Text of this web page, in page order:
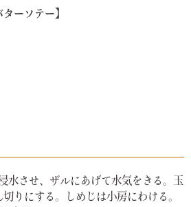
ーソテー】
水させ、ザルにあげて水気をきる。玉
りにする。しめじは小房にわける。